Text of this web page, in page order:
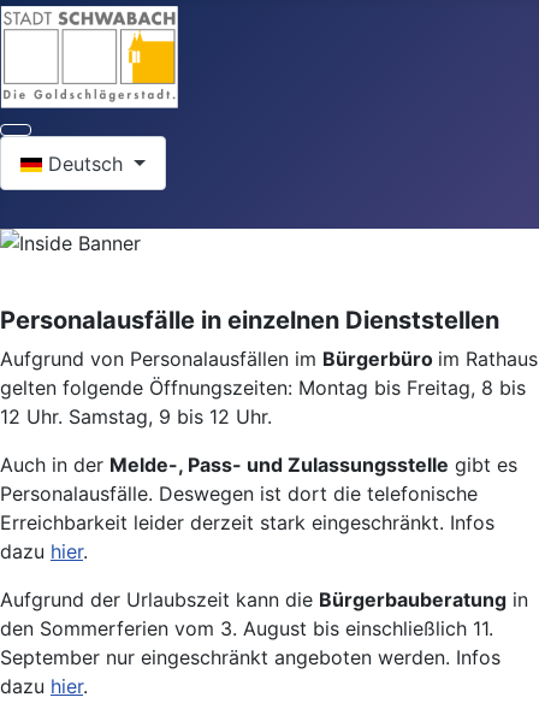
Deutsch
Personalausfälle in einzelnen Dienststellen
Aufgrund von Personalausfällen im Bürgerbüro im Rathaus
gelten folgende Öffnungszeiten: Montag bis Freitag, 8 bis
12 Uhr. Samstag, 9 bis 12 Uhr.
Auch in der Melde-, Pass- und Zulassungsstelle gibt es
Personalausfälle. Deswegen ist dort die telefonische
Erreichbarkeit leider derzeit stark eingeschränkt. Infos
dazu hier.
Aufgrund der Urlaubszeit kann die Bürgerbauberatung in
den Sommerferien vom 3. August bis einschließlich 11.
September nur eingeschränkt angeboten werden. Infos
dazu hier.